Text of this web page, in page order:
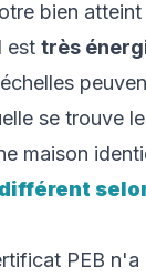
bien atteint
est très
se trouve
maison
PEB